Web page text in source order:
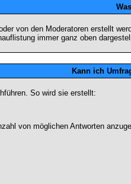
von den Moderatoren erstellt
immer ganz oben
Kann ich
So wird sie erstellt:
von möglichen Antworten